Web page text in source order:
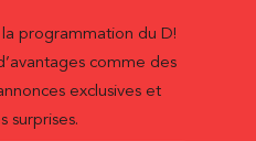
programmation du D!
comme des
exclusives et
surprises.